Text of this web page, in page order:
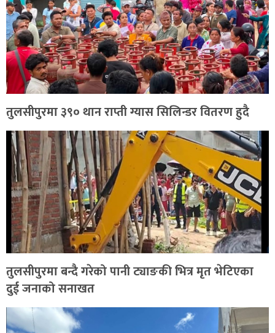
तुलसीपुरमा ३९० थान राप्ती ग्यास सिलिन्डर वितरण हुदै
तुलसीपुरमा बन्दै गरेको पानी ट्याङकी भित्र मृत भेटिएका
दुई जनाको सनाखत